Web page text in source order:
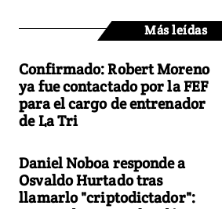
Más leídas
Confirmado: Robert Moreno
ya fue contactado por la FEF
para el cargo de entrenador
de La Tri
Daniel Noboa responde a
Osvaldo Hurtado tras
llamarlo "criptodictador":